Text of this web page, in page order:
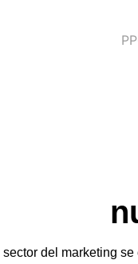
sector del marketing